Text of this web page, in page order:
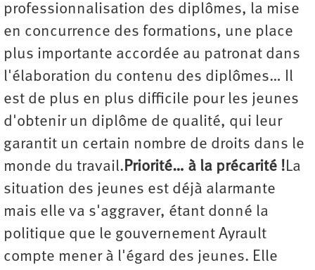
professionnalisation des diplômes, la mise
en concurrence des formations, une place
plus importante accordée au patronat dans
l'élaboration du contenu des diplômes… Il
est de plus en plus difficile pour les jeunes
d'obtenir un diplôme de qualité, qui leur
garantit un certain nombre de droits dans le
monde du travail.Priorité… à la précarité !La
situation des jeunes est déjà alarmante
mais elle va s'aggraver, étant donné la
politique que le gouvernement Ayrault
compte mener à l'égard des jeunes. Elle